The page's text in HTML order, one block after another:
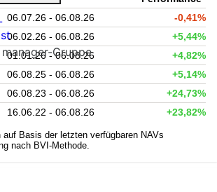
06.07.26 - 06.08.26
-0,41%
06.02.26 - 06.08.26
+5,44%
01.01.26 - 06.08.26
+4,82%
06.08.25 - 06.08.26
+5,14%
06.08.23 - 06.08.26
+24,73%
16.06.22 - 06.08.26 +23,82%
auf Basis der letzten verfügbaren NAVs
nach BVI-Methode.
Gruppe